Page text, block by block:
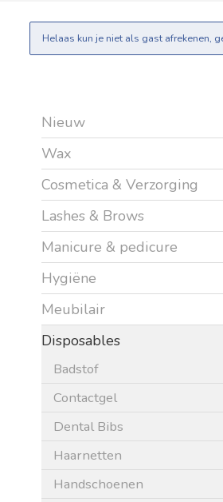
Helaas kun je niet als gast afrekenen,
Nieuw
Wax
Cosmetica & Verzorging
Lashes & Brows
Manicure & pedicure
Hygiëne
Meubilair
Disposables
Badstof
Contactgel
Dental Bibs
Haarnetten
Handschoenen